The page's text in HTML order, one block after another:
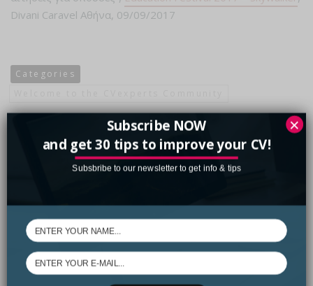
Divani Caravel Αθήνα, 09/09/2017
Categories
Subscribe NOW
and get 30 tips to improve your CV!
Subsbribe to our newsletter to get info & tips
×